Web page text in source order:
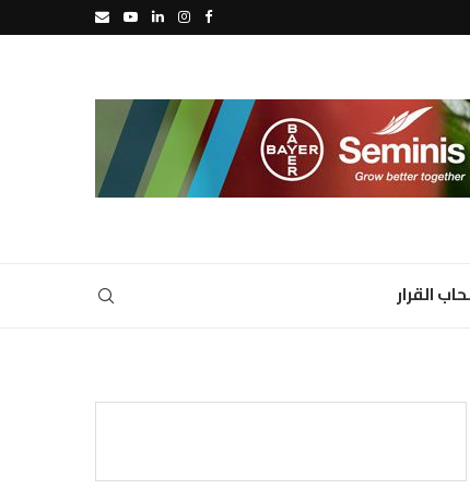
القرار